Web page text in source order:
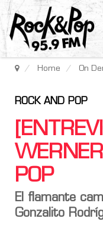
Home On
ROCK AND POP
POP
El flamante
Gonzalito